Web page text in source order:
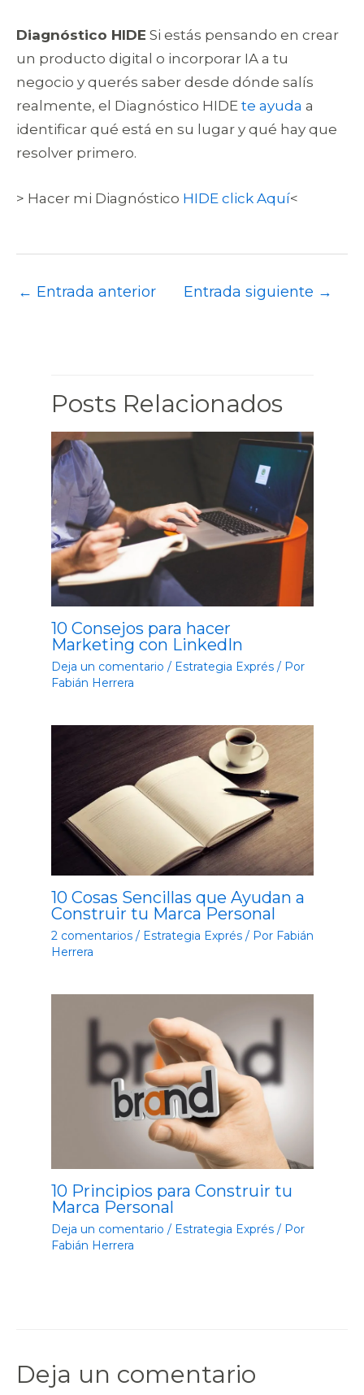
Diagnóstico HIDE Si estás pensando en crear
un producto digital o incorporar IA a tu
negocio y querés saber desde dónde salís
realmente, el Diagnóstico HIDE te ayuda a
identificar qué está en su lugar y qué hay que
resolver primero.
> Hacer mi Diagnóstico HIDE click Aquí<
← Entrada anterior Entrada siguiente →
Posts Relacionados
10 Consejos para hacer
Marketing con LinkedIn
Deja un comentario / Estrategia Exprés/ Por
Fabián Herrera
10 Cosas Sencillas que Ayudan a
Construir tu Marca Personal
2 comentarios / Estrategia Exprés/ Por Fabián
Herrera
10 Principios para Construir tu
Marca Personal
Deja un comentario / Estrategia Exprés/ Por
Fabián Herrera
Deja un comentario